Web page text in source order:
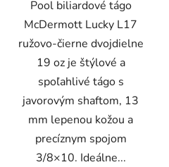
Pool biliardové tágo
McDermott Lucky L17
ružovo-čierne dvojdielne
19 oz je štýlové a
spoľahlivé tágo s
javorovým shaftom, 13
mm lepenou kožou a
precíznym spojom
3/8×10. Ideálne...